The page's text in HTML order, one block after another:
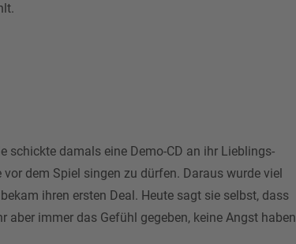
schickte damals eine Demo-CD an ihr Lieblings-
vor dem Spiel singen zu dürfen. Daraus wurde viel
ihren ersten Deal. Heute sagt sie selbst, dass
aber immer das Gefühl gegeben, keine Angst haben